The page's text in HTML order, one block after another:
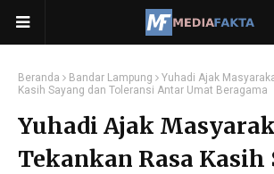
Beranda Bandar Lampung
Yuhadi Ajak
Kasih Sayang dan Toleransi Antar Umat Beragama
Yuhadi Ajak
Tekankan Rasa Kasih